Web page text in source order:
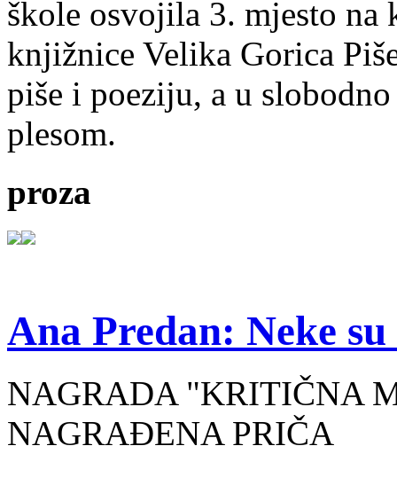
škole osvojila 3. mjesto na
knjižnice Velika Gorica
piše i poeziju, a u
plesom.
proza
Ana Predan: Neke
NAGRADA "KRITIČNA
NAGRAĐENA PRIČA